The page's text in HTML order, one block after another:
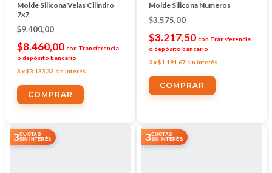
Molde Silicona Velas Cilindro
7x7
$9.400,00
$8.460,00 con Transferencia
o depósito bancario
3 x$3.133,33 sin interés
Molde Silicona Numeros
$3.575,00
$3.217,50 con Transferencia
o depósito bancario
3 x$1.191,67 sin interés
3CUOTAS
SIN INTERÉS
3CUOTAS
SIN INTERÉS